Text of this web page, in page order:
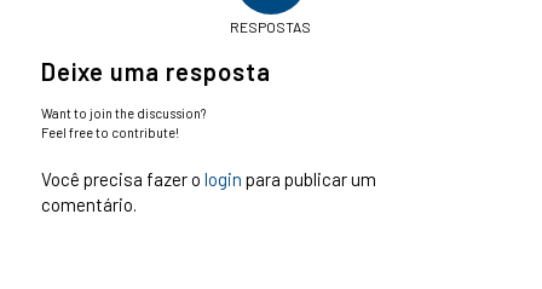
RESPOSTAS
Deixe uma resposta
Want to join the discussion?
Feel free to contribute!
Você precisa fazer o login para publicar um
comentário.